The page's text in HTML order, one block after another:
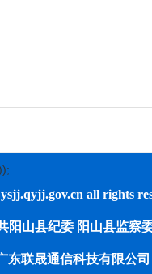
all rights
阳山县纪委 阳山县监察
东联晟通信科技有限公司